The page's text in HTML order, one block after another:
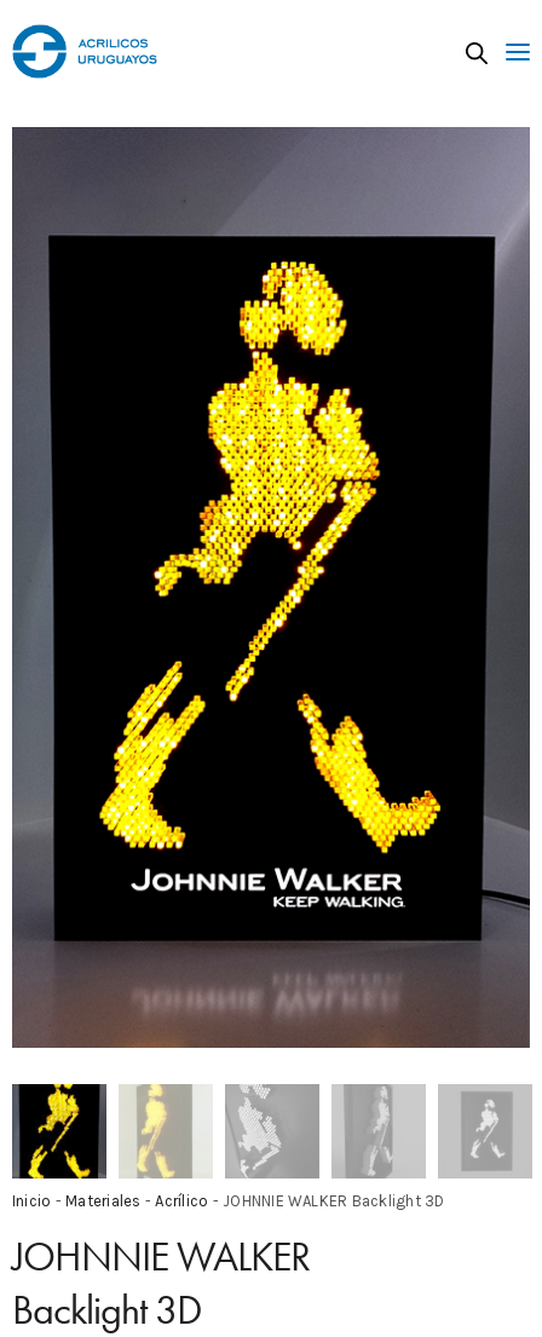
Inicio -Materiales -Acrílico - JOHNNIE WALKER Backlight 3D
JOHNNIE WALKER
Backlight 3D